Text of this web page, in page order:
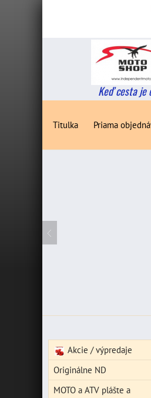
Keď cesta je
Titulka Priama
Akcie / výpredaje
Originálne ND
MOTO a ATV plášte a